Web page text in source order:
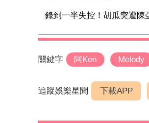
錄到一半失控！胡瓜突遭
關鍵字 阿Ken Melody
追蹤娛樂星聞 下載APP